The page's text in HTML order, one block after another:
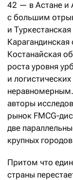
42 — в Астане и
с большим
и
Костанайская
роста уровня
и
авторы
рынок FMCG-
две
крупных
Притом что
страны